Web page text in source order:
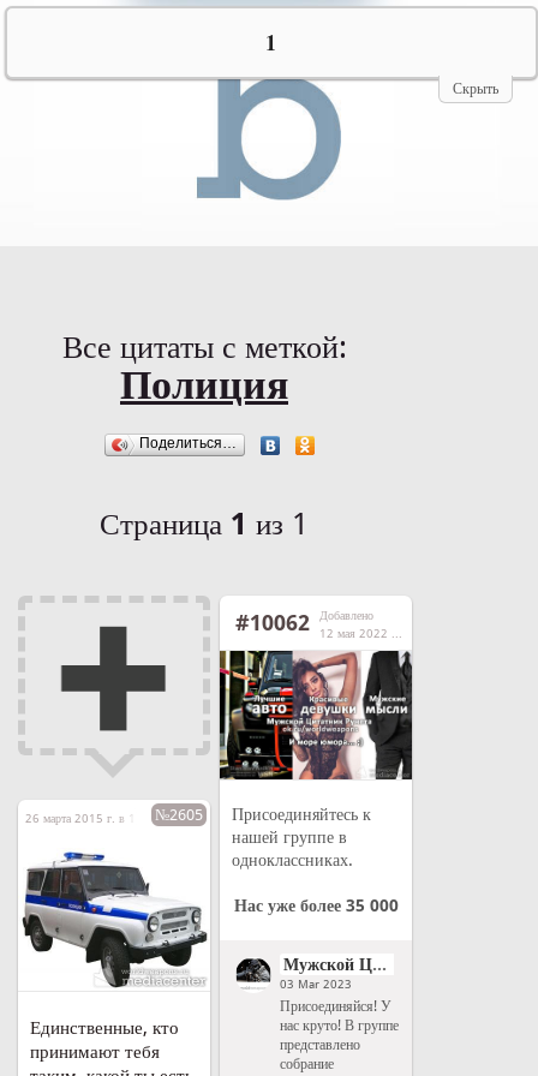
Все цитаты с меткой:
Полиция
Поделиться…
Страница 1 из 1
#10062
Добавлено
12 мая 2022 г. в 14:03
Присоединяйтесь к
нашей группе в
одноклассниках.
Нас уже более 35 000
Мужской Цитатник Рунета
03 Mar 2023
Присоединяйся! У
нас круто! В группе
представлено
собрание
26 марта 2015 г. в 11:14№2605
Единственные, кто
принимают тебя
Скрыть
1